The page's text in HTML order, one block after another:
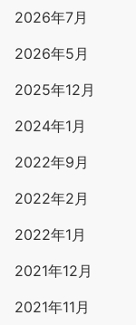
2026年7月
2026年5月
2025年12月
2024年1月
2022年9月
2022年2月
2022年1月
2021年12月
2021年11月